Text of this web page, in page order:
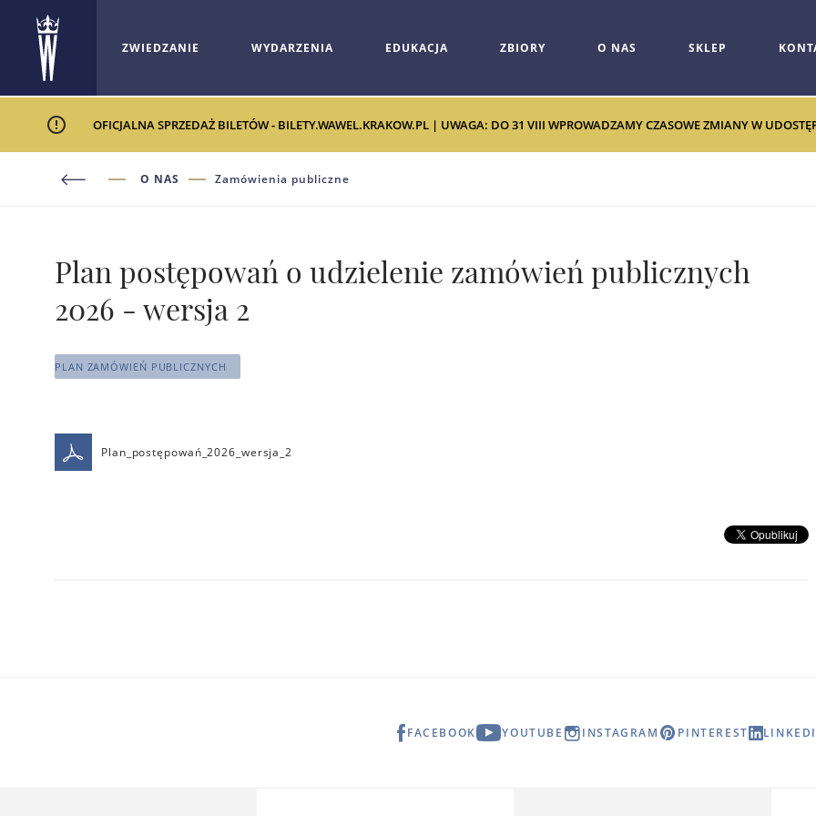
ZWIEDZANIE WYDARZENIA EDUKACJA ZBIORY O NAS SKLEP
OFICJALNA SPRZEDAŻ BILETÓW - BILETY.WAWEL.KRAKOW.PL | UWAGA: DO 31 VIII WPROWADZAMY CZASOWE ZMIANY W
O NAS Zamówienia publiczne
Plan postępowań o udzielenie zamówień publicznych
2026 - wersja 2
PLAN ZAMÓWIEŃ PUBLICZNYCH
Plan_postępowań_2026_wersja_2
FACEBOOK YOUTUBE INSTAGRAM PINTEREST